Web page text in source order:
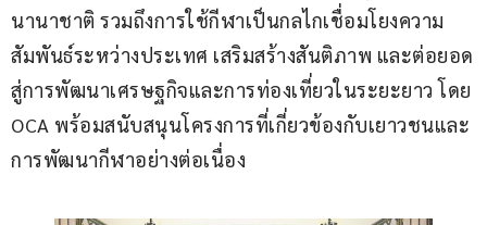
นานาชาติ รวมถึงการใช้กีฬาเป็นกลไกเชื่อมโยงความ
สัมพันธ์ระหว่างประเทศ เสริมสร้างสันติภาพ และต่อยอด
สู่การพัฒนาเศรษฐกิจและการท่องเที่ยวในระยะยาว โดย
OCA พร้อมสนับสนุนโครงการที่เกี่ยวข้องกับเยาวชนและ
การพัฒนากีฬาอย่างต่อเนื่อง